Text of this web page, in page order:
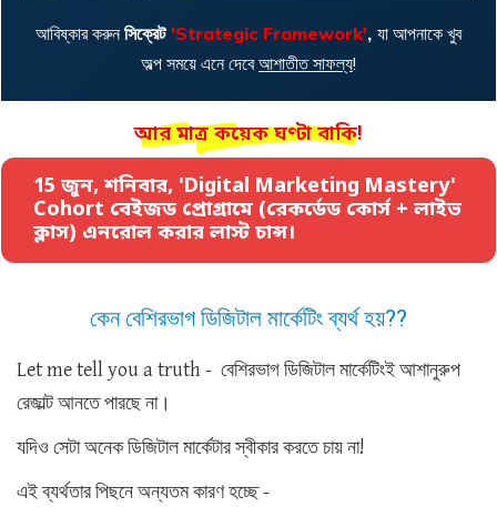
আবিষ্কার করুনসিক্রেট 'Strategic Framework', যা আপনাকে খুব
অল্প সময়ে এনে দেবেআশাতীত সাফল্য!
আর মাত্র কয়েক ঘণ্টা বাকি!
15 জুন, শনিবার, 'Digital Marketing Mastery'
Cohort বেইজড প্রোগ্রামে (রেকর্ডেড কোর্স + লাইভ
ক্লাস) এনরোল করার লাস্ট চান্স।
কেন বেশিরভাগ ডিজিটাল মার্কেটিং ব্যর্থ হয়??
Let me tell you a truth - বেশিরভাগ ডিজিটাল মার্কেটিংই আশানুরুপ
রেজাল্ট আনতে পারছে না।
যদিও সেটা অনেক ডিজিটাল মার্কেটার স্বীকার করতে চায় না!
এই ব্যর্থতার পিছনে অন্যতম কারণ হচ্ছে -